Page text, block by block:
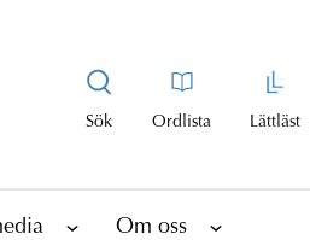
Sök Ordlista Lättläst
Om oss